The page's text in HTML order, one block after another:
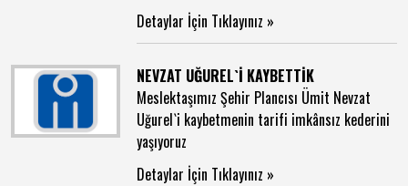
Detaylar İçin Tıklayınız »
NEVZAT UĞUREL`İ KAYBETTİK
Meslektaşımız Şehir Plancısı Ümit Nevzat
Uğurel`i kaybetmenin tarifi imkânsız kederini
yaşıyoruz
Detaylar İçin Tıklayınız »